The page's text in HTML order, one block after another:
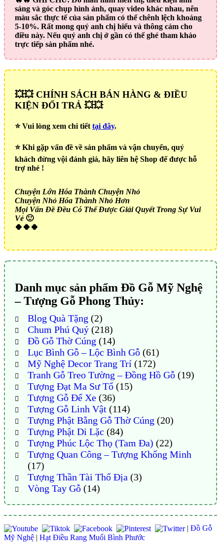
sáng và góc chụp hình ảnh, quay video khác nhau, nên
màu sắc thực tế của sản phẩm có thể chênh lệch khoảng
5-10%. Rất mong quý anh chị hiểu và thông cảm cho
điều này. Nếu quý anh chị ở gần có thể ghé tham khảo
trực tiếp sản phẩm nhé.
💥💥 CHÍNH SÁCH BÁN HÀNG & ĐIỀU
KIỆN ĐỔI TRẢ 💥💥
⭐️ Vui lòng xem chi tiết tại đây.
⭐️ Khi gặp vấn đề về sản phẩm và vận chuyển, quý
khách đừng vội đánh giá, hãy liên hệ Shop để được hỗ
trợ nhé !
Chuyện Lớn Hóa Thành Chuyện Nhỏ
Chuyện Nhỏ Hóa Thành Nhỏ Hơn
Mọi Vấn Đề Đều Có Thể Được Giải Quyết Trong Sự Vui
Vẻ 🙂
🍀🍀🍀
Danh mục sản phẩm Đồ Gỗ Mỹ Nghệ
– Tượng Gỗ Phong Thủy:
Blog Quà Tặng (2)
Chum Phú Quý(218)
Đồ Gỗ Thờ Cúng (14)
Lục Bình Gỗ – Lộc Bình Gỗ(61)
Mỹ Nghệ Decor Trang Trí(172)
Tranh Gỗ Treo Tường – Đồng Hồ Gỗ(19)
Tượng Đạt Ma Sư Tổ(15)
Tượng Gỗ Để Xe(36)
Tượng Gỗ Linh Vật(114)
Tượng Phật Bằng Gỗ Thờ Cúng (20)
Tượng Phật Di Lặc (84)
Tượng Phúc Lộc Thọ (Tam Đa) (22)
Tượng Quan Công – Tượng Khổng Minh
(17)
Tượng Thần Tài Thổ Địa (3)
Vòng Tay Gỗ(14)
| Đồ Gỗ
Mỹ Nghệ | Hạt Điều Rang Muối Bình Phước